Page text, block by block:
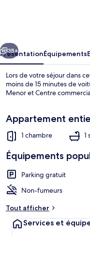
Hotel
Albohera
Playa
Suivant
35+
PrésentationÉquipements
Lors de votre séjour dans
moins de 15 minutes de
Menor et Centre
Appartement
1 chambre 1
Équipements
Parking gratuit
Non-fumeurs
Tout afficher
Services et